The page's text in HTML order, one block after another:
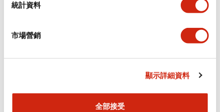
統計資料
市場營銷
顯示詳細資料
全部接受
機械規格
安裝和安裝規範